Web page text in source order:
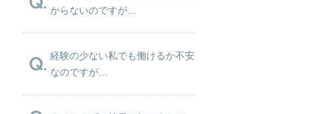
からないのですが…
経験の少ない私でも働けるか不安
なのですが…